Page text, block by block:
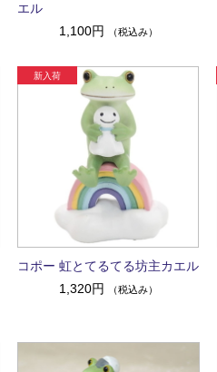
エル
1,100円
（税込み）
コポー 虹とてるてる坊主カエル
1,320円
（税込み）